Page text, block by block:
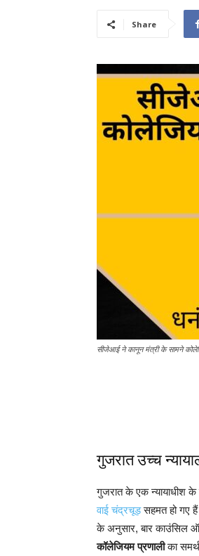
Share
सीजेआई ने कानून मंत्री के सामने
गुजरात उच्च
गुजरात के एक न्यायाधीश
वाई चंद्रचूड़सहमत हो गए
के अनुसार, बार काउंसिल
कॉलेजियम प्रणालीका